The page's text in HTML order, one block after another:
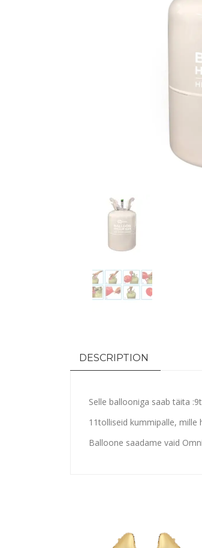
DESCRIPTION
Selle ballooniga saab täita :
11tolliseid kummipalle,
Balloone saadame vaid